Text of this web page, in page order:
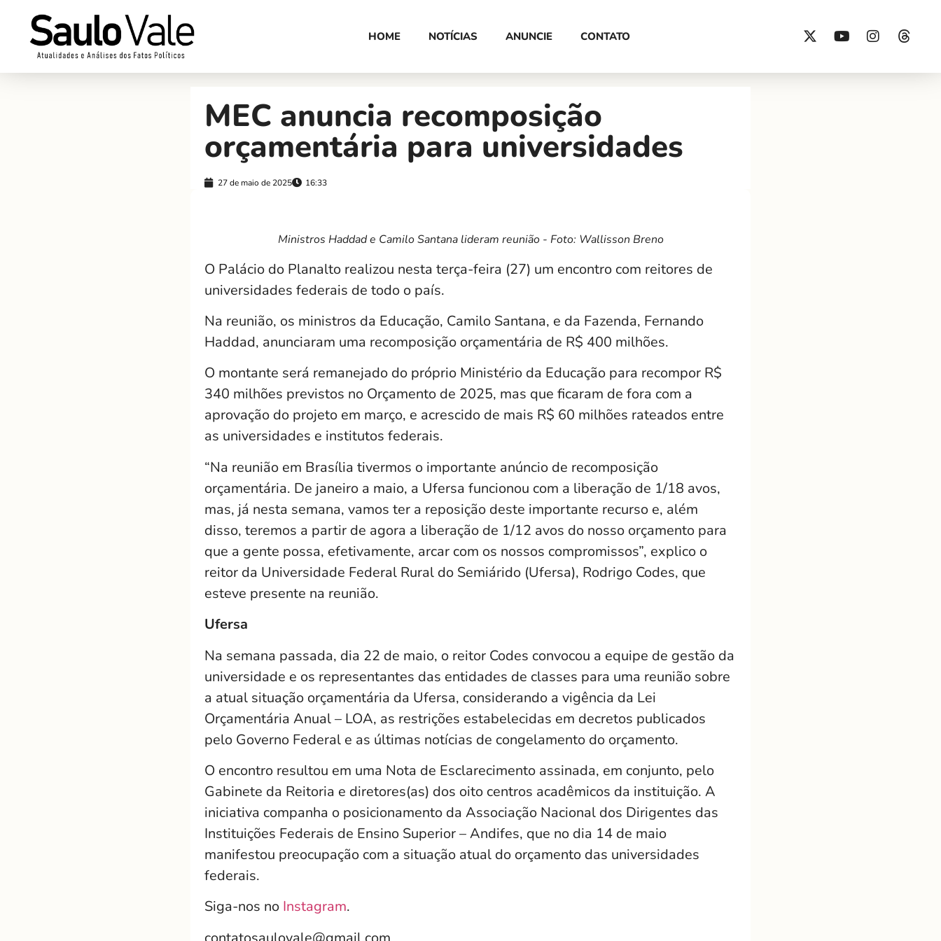
HOME NOTÍCIAS ANUNCIE CONTATO
MEC anuncia recomposição
orçamentária para universidades
27 de maio de 2025 16:33
Ministros Haddad e Camilo Santana lideram reunião - Foto: Wallisson Breno
O Palácio do Planalto realizou nesta terça-feira (27) um encontro com reitores de
universidades federais de todo o país.
Na reunião, os ministros da Educação, Camilo Santana, e da Fazenda, Fernando
Haddad, anunciaram uma recomposição orçamentária de R$ 400 milhões.
O montante será remanejado do próprio Ministério da Educação para recompor R$
340 milhões previstos no Orçamento de 2025, mas que ficaram de fora com a
aprovação do projeto em março, e acrescido de mais R$ 60 milhões rateados entre
as universidades e institutos federais.
“Na reunião em Brasília tivermos o importante anúncio de recomposição
orçamentária. De janeiro a maio, a Ufersa funcionou com a liberação de 1/18 avos,
mas, já nesta semana, vamos ter a reposição deste importante recurso e, além
disso, teremos a partir de agora a liberação de 1/12 avos do nosso orçamento para
que a gente possa, efetivamente, arcar com os nossos compromissos”, explico o
reitor da Universidade Federal Rural do Semiárido (Ufersa), Rodrigo Codes, que
esteve presente na reunião.
Ufersa
Na semana passada, dia 22 de maio, o reitor Codes convocou a equipe de gestão da
universidade e os representantes das entidades de classes para uma reunião sobre
a atual situação orçamentária da Ufersa, considerando a vigência da Lei
Orçamentária Anual – LOA, as restrições estabelecidas em decretos publicados
pelo Governo Federal e as últimas notícias de congelamento do orçamento.
O encontro resultou em uma Nota de Esclarecimento assinada, em conjunto, pelo
Gabinete da Reitoria e diretores(as) dos oito centros acadêmicos da instituição. A
iniciativa companha o posicionamento da Associação Nacional dos Dirigentes das
Instituições Federais de Ensino Superior – Andifes, que no dia 14 de maio
manifestou preocupação com a situação atual do orçamento das universidades
federais.
Siga-nos no Instagram.